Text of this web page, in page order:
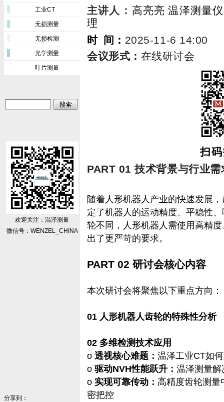
工业CT
无损测量
无损检测
光学测量
叶片测量
欢迎关注：温泽测量
微信号：WENZEL_CHINA
分享到：
主讲人 ： 高亮亮 温泽测量
理
时 间： 2025-11-6 14:00
会议形式： 在线研讨会
扫
PART 01 技术背景与行业需
随着人形机器人产业的快速发展
定了机器人的运动精度、平稳性
轮不同，人形机器人需使用‌高精
出了更严苛的要求。
PART 02 研讨会核心内容
本次研讨会将聚焦以下重点方向：
01 人形机器人齿轮的特殊性分析‌
02 多维检测技术应用
o 透视核心难题： 温泽工业CT如
o 驱动NVH性能跃升： 温泽测量
o 实现可靠传动： 高精度齿轮测量
密把控